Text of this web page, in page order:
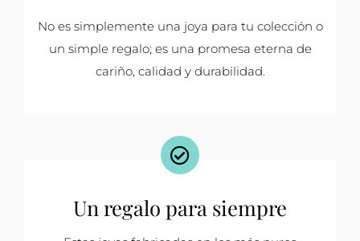
No es simplemente una joya para tu colección o
un simple regalo; es una promesa eterna de
cariño, calidad y durabilidad.
Un regalo para siempre